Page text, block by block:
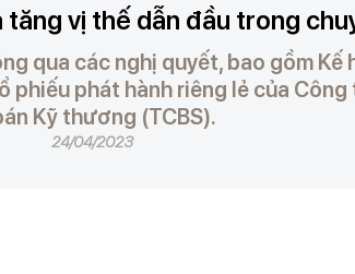
tăng vị thế dẫn đầu trong
qua các nghị quyết, bao gồm Kế
phiếu phát hành riêng lẻ của
Kỹ thương (TCBS).
24/04/2023